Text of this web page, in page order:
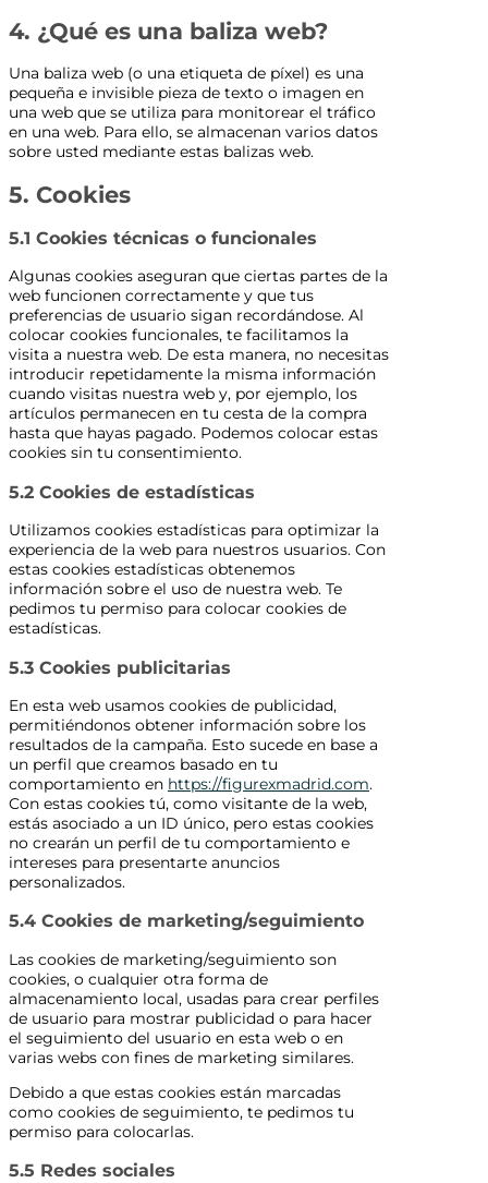
4. ¿Qué es una baliza web?
Una baliza web (o una etiqueta de píxel) es una
pequeña e invisible pieza de texto o imagen en
una web que se utiliza para monitorear el tráfico
en una web. Para ello, se almacenan varios datos
sobre usted mediante estas balizas web.
5. Cookies
5.1 Cookies técnicas o funcionales
Algunas cookies aseguran que ciertas partes de la
web funcionen correctamente y que tus
preferencias de usuario sigan recordándose. Al
colocar cookies funcionales, te facilitamos la
visita a nuestra web. De esta manera, no necesitas
introducir repetidamente la misma información
cuando visitas nuestra web y, por ejemplo, los
artículos permanecen en tu cesta de la compra
hasta que hayas pagado. Podemos colocar estas
cookies sin tu consentimiento.
5.2 Cookies de estadísticas
Utilizamos cookies estadísticas para optimizar la
experiencia de la web para nuestros usuarios. Con
estas cookies estadísticas obtenemos
información sobre el uso de nuestra web. Te
pedimos tu permiso para colocar cookies de
estadísticas.
5.3 Cookies publicitarias
En esta web usamos cookies de publicidad,
permitiéndonos obtener información sobre los
resultados de la campaña. Esto sucede en base a
un perfil que creamos basado en tu
comportamiento en https://figurexmadrid.com.
Con estas cookies tú, como visitante de la web,
estás asociado a un ID único, pero estas cookies
no crearán un perfil de tu comportamiento e
intereses para presentarte anuncios
personalizados.
5.4 Cookies de marketing/seguimiento
Las cookies de marketing/seguimiento son
cookies, o cualquier otra forma de
almacenamiento local, usadas para crear perfiles
de usuario para mostrar publicidad o para hacer
el seguimiento del usuario en esta web o en
varias webs con fines de marketing similares.
Debido a que estas cookies están marcadas
como cookies de seguimiento, te pedimos tu
permiso para colocarlas.
5.5 Redes sociales